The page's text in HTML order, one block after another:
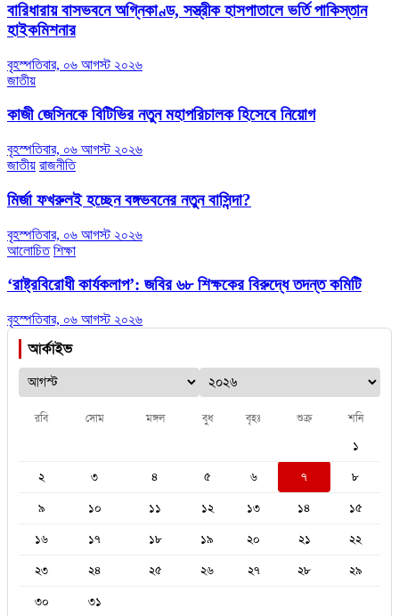
বারিধারায় বাসভবনে অগ্নিকাণ্ড, সস্ত্রীক হাসপাতালে ভর্তি পাকিস্তান
হাইকমিশনার
বৃহস্পতিবার, ০৬ আগস্ট ২০২৬
জাতীয়
কাজী জেসিনকে বিটিভির নতুন মহাপরিচালক হিসেবে নিয়োগ
বৃহস্পতিবার, ০৬ আগস্ট ২০২৬
জাতীয় রাজনীতি
মির্জা ফখরুলই হচ্ছেন বঙ্গভবনের নতুন বাসিন্দা?
বৃহস্পতিবার, ০৬ আগস্ট ২০২৬
আলোচিত শিক্ষা
‘রাষ্ট্রবিরোধী কার্যকলাপ’: জবির ৬৮ শিক্ষকের বিরুদ্ধে তদন্ত কমিটি
বৃহস্পতিবার, ০৬ আগস্ট ২০২৬
আর্কাইভ
রবি সোম মঙ্গল বুধ বৃহঃ শুক্র শনি
১
২
৩ ৪ ৫ ৬ ৭
৮
৯
১০ ১১ ১২ ১৩ ১৪
১৫
১৬
১৭ ১৮ ১৯ ২০ ২১
২২
২৩
২৪ ২৫ ২৬ ২৭ ২৮
২৯
৩০
৩১